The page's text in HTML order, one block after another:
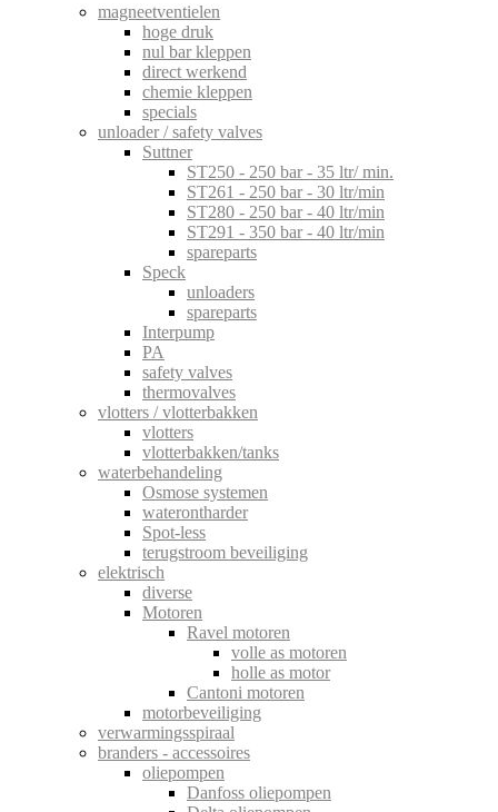
magneetventielen
hoge druk
nul bar kleppen
direct werkend
chemie kleppen
specials
unloader / safety valves
Suttner
ST250 - 250 bar - 35 ltr/ min.
ST261 - 250 bar - 30 ltr/min
ST280 - 250 bar - 40 ltr/min
ST291 - 350 bar - 40 ltr/min
spareparts
Speck
unloaders
spareparts
Interpump
PA
safety valves
thermovalves
vlotters / vlotterbakken
vlotters
vlotterbakken/tanks
waterbehandeling
Osmose systemen
waterontharder
Spot-less
terugstroom beveiliging
elektrisch
diverse
Motoren
Ravel motoren
volle as motoren
holle as motor
Cantoni motoren
motorbeveiliging
verwarmingsspiraal
branders - accessoires
oliepompen
Danfoss oliepompen